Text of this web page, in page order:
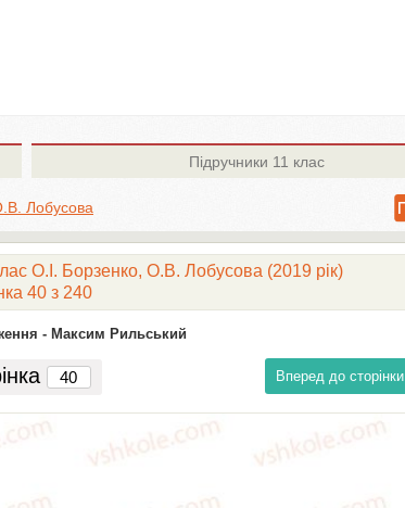
Підручники 11 клас
Лобусова
О.І. Борзенко, О.В. Лобусова (2019 рік)
40 з 240
- Максим Рильський
Вперед до сторінки